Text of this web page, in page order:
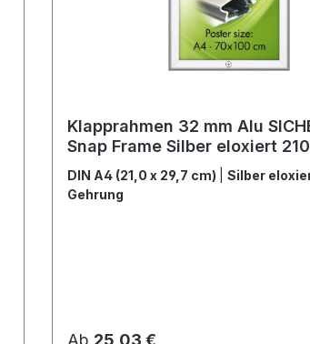
Klapprahmen 32 mm Alu
Snap Frame Silber eloxiert 210
DIN A4 (21,0 x 29,7 cm) |Silber
Gehrung
Regulärer Preis:
Ab 25,03 €